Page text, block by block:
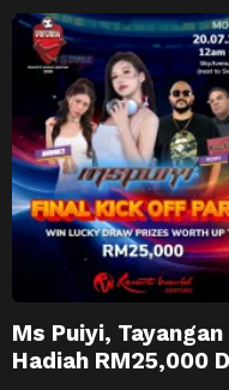
Ms Puiyi,
Hadiah RM25,000